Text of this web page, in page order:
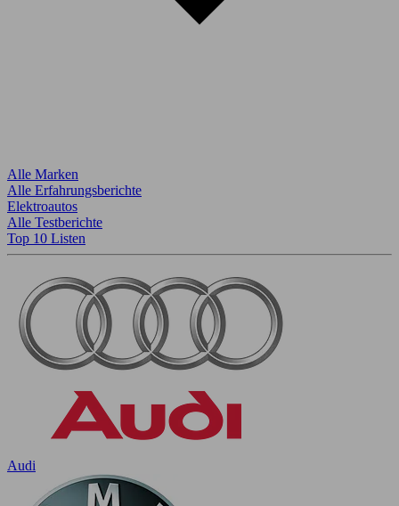
Alle Marken
Alle Erfahrungsberichte
Elektroautos
Alle Testberichte
Top 10 Listen
Audi